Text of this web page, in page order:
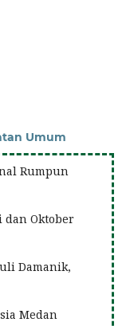
Umum
Rumpun
Oktober
Damanik,
Medan